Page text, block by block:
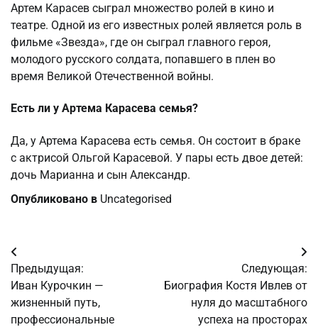
Артем Карасев сыграл множество ролей в кино и
театре. Одной из его известных ролей является роль в
фильме «Звезда», где он сыграл главного героя,
молодого русского солдата, попавшего в плен во
время Великой Отечественной войны.
Есть ли у Артема Карасева семья?
Да, у Артема Карасева есть семья. Он состоит в браке
с актрисой Ольгой Карасевой. У пары есть двое детей:
дочь Марианна и сын Александр.
Опубликовано в Uncategorised
Навигация
по
записям
Предыдущая:
Иван Курочкин —
жизненный путь,
профессиональные
Следующая:
Биография Костя Ивлев от
нуля до масштабного
успеха на просторах